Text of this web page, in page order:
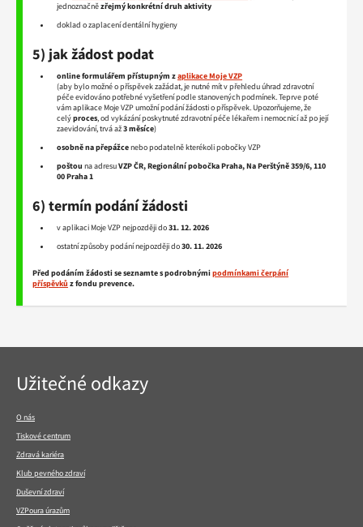
jednoznačnězřejmý konkrétní druh aktivity
doklad o zaplacení dentální hygieny
5) jak žádost podat
online formulářem přístupným zaplikace Moje VZP
(aby bylo možné o příspěvek zažádat, je nutné mít v přehledu úhrad zdravotní
péče evidováno potřebné vyšetření podle stanovených podmínek. Teprve poté
vám aplikace Moje VZP umožní podání žádosti o příspěvek. Upozorňujeme, že
celýproces, od vykázání poskytnuté zdravotní péče lékařem i nemocnicí až po její
zaevidování, trvá až3 měsíce)
osobně na přepážcenebo podatelně kterékoli pobočky VZP
poštou na adresuVZP ČR, Regionální pobočka Praha, Na Perštýně 359/6, 110
00 Praha 1
6) termín podání žádosti
v aplikaci Moje VZP nejpozději do31. 12. 2026
ostatní způsoby podání nejpozději do30. 11. 2026
Před podáním žádosti se seznamte s podrobnýmipodmínkami čerpání
příspěvků z fondu prevence.
Navigace
v
Užitečné odkazy
O nás
Tiskové centrum
Zdravá kariéra
Klub pevného zdraví
Duševní zdraví
VZPoura úrazům